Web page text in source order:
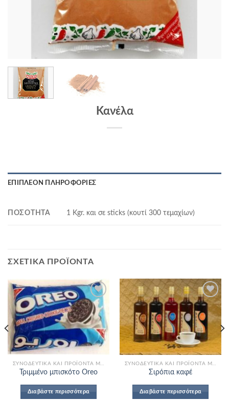
Κανέλα
ΕΠΙΠΛΈΟΝ ΠΛΗΡΟΦΟΡΊΕΣ
ΠΟΣΌΤΗΤΑ 1 Kgr. και σε sticks (κουτί 300 τεμαχίων)
ΣΧΕΤΙΚΆ ΠΡΟΪΌΝΤΑ
Add to
Wishlist
ΣΥΝΟΔΕΥΤΙΚΆ ΚΑΙ ΠΡΟΪΌΝΤΑ ΜΠΟΥΦΈ
Τριμμένο μπισκότο Oreo
Διαβάστε περισσότερα
Add to
Wishlist
ΣΥΝΟΔΕΥΤΙΚΆ ΚΑΙ ΠΡΟΪΌΝΤΑ ΜΠΟΥΦΈ
Σιρόπια καφέ
Διαβάστε περισσότερα